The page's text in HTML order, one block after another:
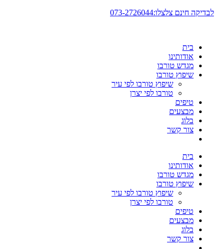
דלג
לבדיקה חינם צלצלו:073-2726044
בית
אודותינו
מגדש טורבו
שיפוץ טורבו
שיפוץ טורבו לפי עיר
טורבו לפי יצרן
טיפים
מבצעים
בלוג
צור קשר
בית
אודותינו
מגדש טורבו
שיפוץ טורבו
שיפוץ טורבו לפי עיר
טורבו לפי יצרן
טיפים
מבצעים
בלוג
צור קשר